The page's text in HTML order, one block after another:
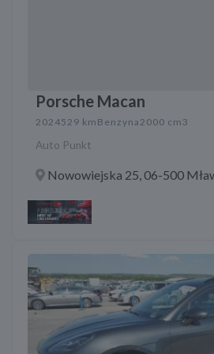
Porsche Macan
2024529 km Benzyna2000 cm3
Auto Punkt
Nowowiejska 25, 06-500